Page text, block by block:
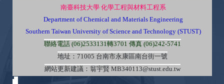
南臺科技大學 化學工程與材料工程系
Department of Chemical and Materials Engineering
Southern Taiwan University of Science and Technology (STUST)
聯絡電話 (06)2533131轉3701 傳真 (06)242-5741
地址：71005 台南市永康區南台街一號
網站更新建議：翁宇賢 MB340113@stust.edu.tw